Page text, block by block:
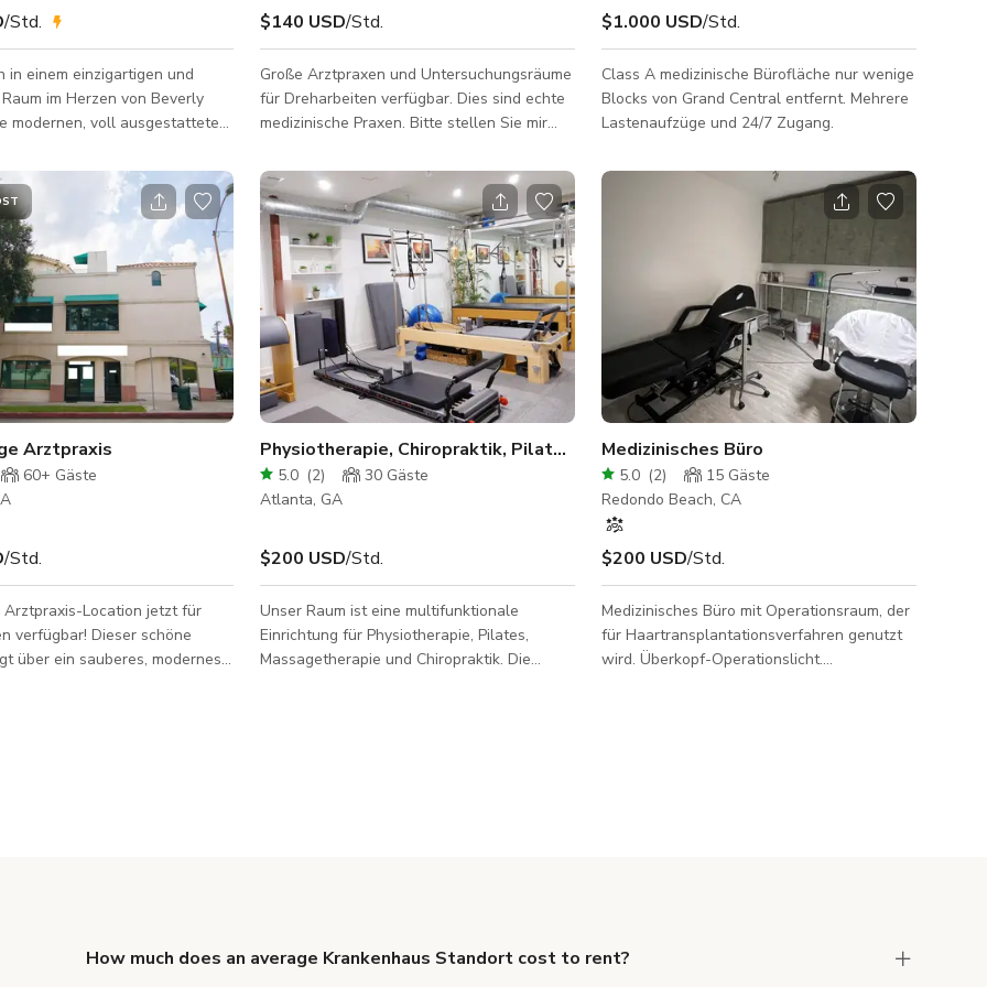
/Std.
in einem einzigartigen und
im Herzen von Beverly
modernen, voll ausgestatteten
und somit perfekt für eine
Jeder Raum
gepflegt und verfügt über
Geräte, die eine
und authentische Umgebung
gewährleisten. Ob Sie eine
Dramaserie, eine
oder einen
Werbes
$140 USD/Std.
Große Arztpraxen und Untersuchungsräume
für Dreharbeiten verfügbar. Dies sind echte
medizinische Praxen. Bitte stellen Sie mir
$1.000 USD/Std.
Class A medizinische Bürofläche nur wenige
Blocks von Grand Central entfernt. Mehrere
Lastenaufzüge und 24/7 Zugang.
Arztpraxis
60+ Gäste
/Std.
Arztpraxis-Location jetzt für
verfügbar! Dieser schöne
über ein sauberes, modernes
Physiotherapie, Chiropraktik, Pilates, Massage
5.0 (2) 30 Gäste
Atlanta, GA
$200 USD/Std.
Unser Raum ist eine multifunktionale
Einrichtung für Physiotherapie, Pilates,
Massagetherapie und Chiropraktik. Die
Medizinisches Büro
5.0 (2) 15 Gäste
Redondo Beach, CA
$200 USD/Std.
Medizinisches Büro mit Operationsraum, der
für Haartransplantationsverfahren genutzt
wird. Überkopf-Operationslicht.
How much does an average Krankenhaus Standort cost to rent?